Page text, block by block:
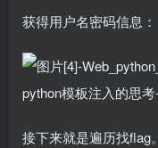
获得用户名密码信息：
接下来就是遍历找flag